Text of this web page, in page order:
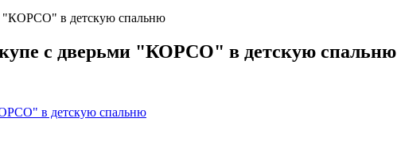
"КОРСО" в детскую спальню
с дверьми "КОРСО" в детскую спальню